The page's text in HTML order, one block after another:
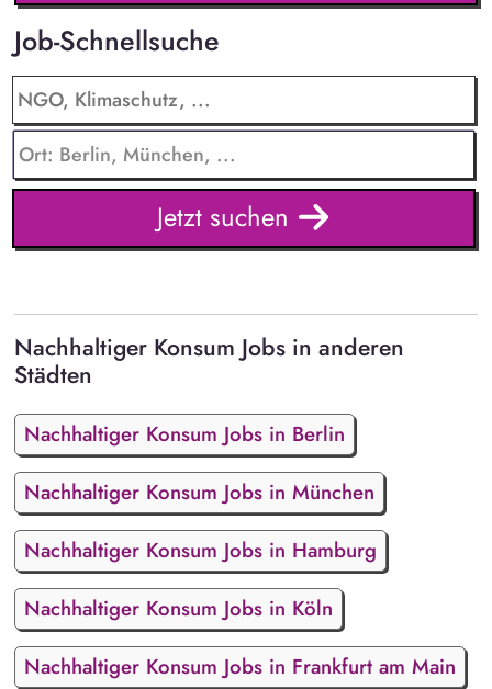
Job-Schnellsuche
Jetzt suchen
Nachhaltiger Konsum Jobs in anderen
Städten
Nachhaltiger Konsum Jobs in Berlin
Nachhaltiger Konsum Jobs in München
Nachhaltiger Konsum Jobs in Hamburg
Nachhaltiger Konsum Jobs in Köln
Nachhaltiger Konsum Jobs in Frankfurt am Main